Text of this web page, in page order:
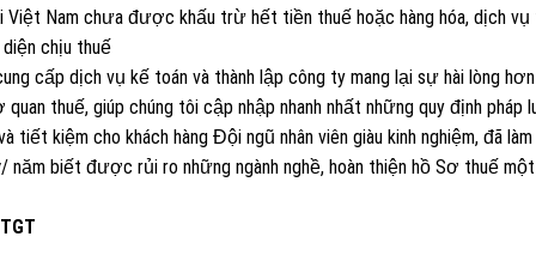
Việt Nam chưa được khấu trừ hết tiền thuế hoặc hàng hóa, dịch
chịu thuế
cấp dịch vụ kế toán và thành lập công ty mang lại sự hài lòng
thuế, giúp chúng tôi cập nhập nhanh nhất những quy định pháp
tiết kiệm cho khách hàng Đội ngũ nhân viên giàu kinh nghiệm, đã
năm biết được rủi ro những ngành nghề, hoàn thiện hồ Sơ thuế